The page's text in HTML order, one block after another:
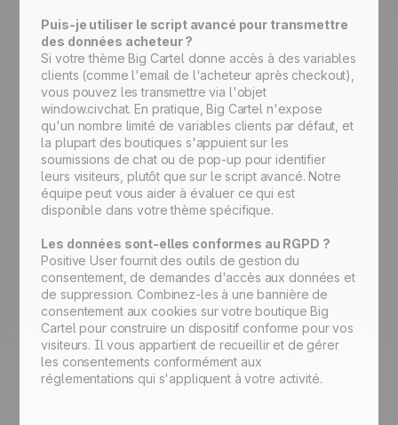
Puis-je utiliser le script avancé pour transmettre
des données acheteur ?
Si votre thème Big Cartel donne accès à des variables
clients (comme l'email de l'acheteur après checkout),
vous pouvez les transmettre via l'objet
window.civchat. En pratique, Big Cartel n'expose
qu'un nombre limité de variables clients par défaut, et
la plupart des boutiques s'appuient sur les
soumissions de chat ou de pop-up pour identifier
leurs visiteurs, plutôt que sur le script avancé. Notre
équipe peut vous aider à évaluer ce qui est
disponible dans votre thème spécifique.
Les données sont-elles conformes au RGPD ?
Positive User fournit des outils de gestion du
consentement, de demandes d'accès aux données et
de suppression. Combinez-les à une bannière de
consentement aux cookies sur votre boutique Big
Cartel pour construire un dispositif conforme pour vos
visiteurs. Il vous appartient de recueillir et de gérer
les consentements conformément aux
réglementations qui s'appliquent à votre activité.